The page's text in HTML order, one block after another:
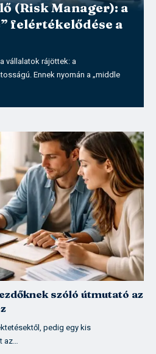
(Risk Manager): a
felértékelődése a
vállalatok rájöttek: a
Ennek nyomán a „middle
szóló útmutató az
pedig egy kis
az…